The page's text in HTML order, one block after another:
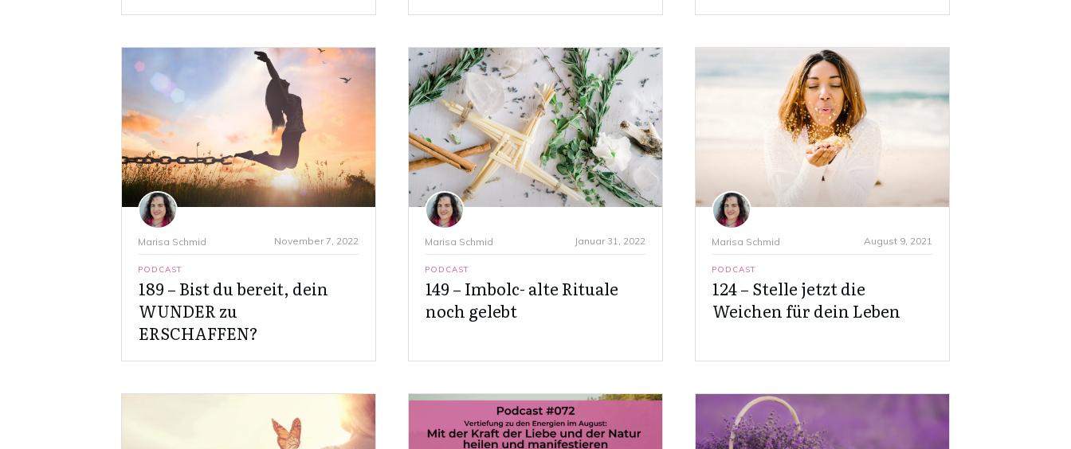
Marisa Schmid November 7, 2022
PODCAST
189 – Bist du bereit, dein
WUNDER zu
ERSCHAFFEN?
Marisa Schmid Januar 31, 2022
PODCAST
149 – Imbolc- alte Rituale
noch gelebt
Marisa Schmid August 9, 2021
PODCAST
124 – Stelle jetzt die
Weichen für dein Leben